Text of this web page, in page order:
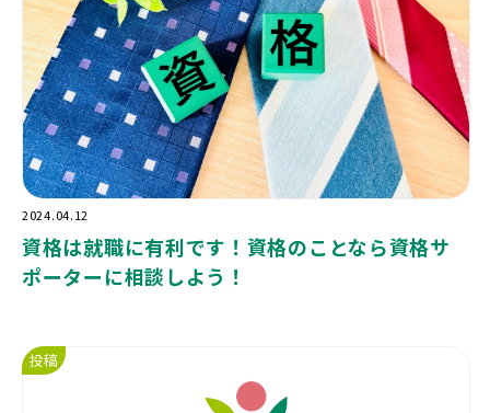
2024.04.12
資格は就職に有利です！資格のことなら資格サ
ポーターに相談しよう！
投稿